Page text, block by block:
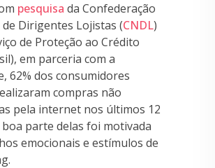
pesquisa da Confederação
Dirigentes Lojistas (CNDL)
de Proteção ao Crédito
em parceria com a
62% dos consumidores
compras não
pela internet nos últimos 12
boa parte delas foi motivada
emocionais e estímulos de